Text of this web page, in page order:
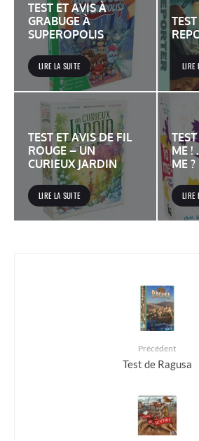
TEST ET AVIS À
GRABUGE À
SUPEROPOLIS
LIRE LA SUITE LIRE
TEST ET AVIS DE FIL
ROUGE – UN
CURIEUX JARDIN
LIRE LA SUITE
ME !
ME ?
LIRE
Précédent
Test de Ragusa